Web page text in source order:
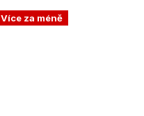
Více za méně